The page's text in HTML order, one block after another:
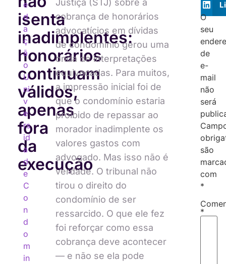
isenta
inadimplentes:
honorários
continuam
válidos,
apenas
fora
da
execução
e
d
a
ç
ã
o
U
ni
v
e
rs
id
a
d
e
C
o
n
d
o
m
in
Justiça (STJ) sobre a
cobrança de honorários
advocatícios em dívidas
de condomínio gerou uma
onda de interpretações
equivocadas. Para muitos,
a impressão inicial foi de
que o condomínio estaria
proibido de repassar ao
morador inadimplente os
valores gastos com
advogado. Mas isso não é
verdade. O tribunal não
tirou o direito do
condomínio de ser
ressarcido. O que ele fez
foi reforçar como essa
cobrança deve acontecer
— e não se ela pode
O
seu
de
e-
mail
não
será
são
com
*
*